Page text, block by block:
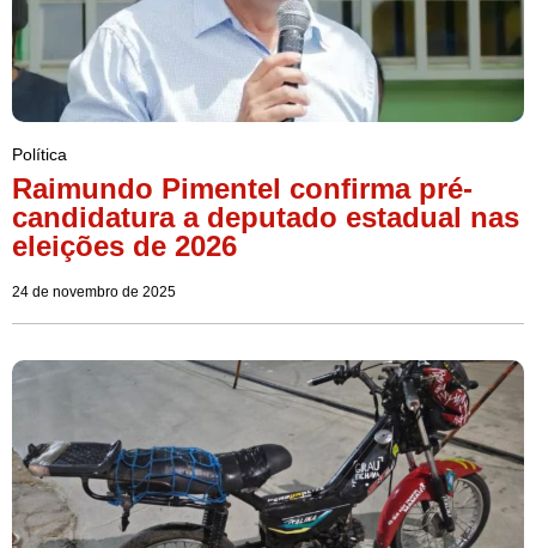
Política
Raimundo Pimentel confirma pré-
candidatura a deputado estadual nas
eleições de 2026
24 de novembro de 2025